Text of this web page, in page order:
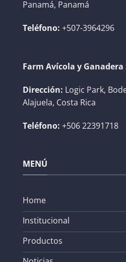
Panamá, Panamá
Teléfono: +507-3964296
Farm Avícola y Ganadera
Dirección: Logic Park,
Alajuela, Costa Rica
Teléfono: +506 22391718
MENÚ
Home
Institucional
Productos